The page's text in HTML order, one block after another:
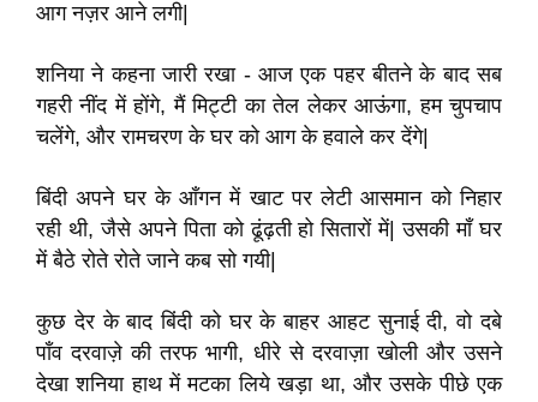
आग नज़र आने लगी|
शनिया ने कहना जारी रखा - आज एक पहर बीतने के बाद सब
गहरी नींद में होंगे,मैं मिट्टी का तेल लेकर आऊंगा,हम चुपचाप
चलेंगे, और रामचरण के घर को आग के हवाले कर देंगे|
बिंदी अपने घर के आँगन में खाट पर लेटी आसमान को निहार
रही थी,जैसे अपने पिता को ढूंढ़ती हो सितारों में|उसकी माँ घर
में बैठे रोते रोते जाने कब सो गयी|
कुछ देर के बाद बिंदी को घर के बाहर आहट सुनाई दी,वो दबे
पाँव दरवाज़े की तरफ भागी, धीरे से दरवाज़ा खोली और उसने
देखा शनिया हाथ में मटका लिये खड़ा था, और उसके पीछे एक